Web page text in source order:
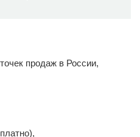
продаж в России,